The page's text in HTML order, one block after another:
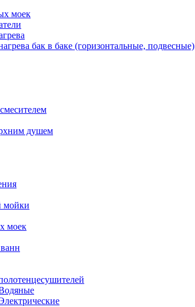
моек
бак в баке (горизонтальные, подвесные)
душем
мойки
моек